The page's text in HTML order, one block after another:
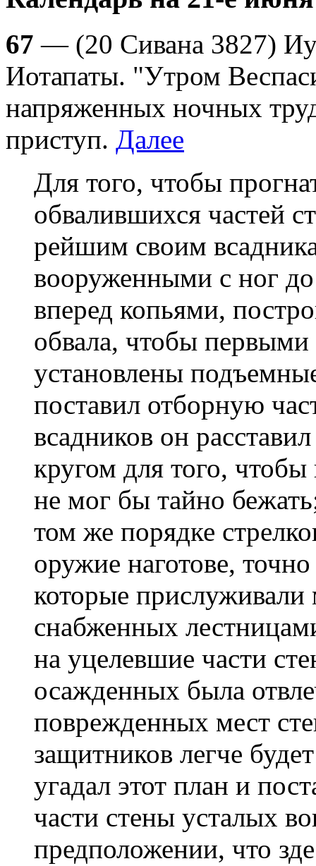
67 — (20 Сивана 3827)
Иотапаты. "Утром
напряженных ночных
приступ. Далее
Для того, чтобы
обвалившихся частей
рейшим своим
вооруженными с ног
вперед копьями,
обвала, чтобы первыми
установ­лены
поставил отборную
всадников он
кругом для того,
не мог бы тайно
том же порядке
оружие наготове,
которые
снабженных
на уцелевшие части
осажденных была
поврежденных мест
защитников легче
угадал этот план и
части стены усталых
предположении, что